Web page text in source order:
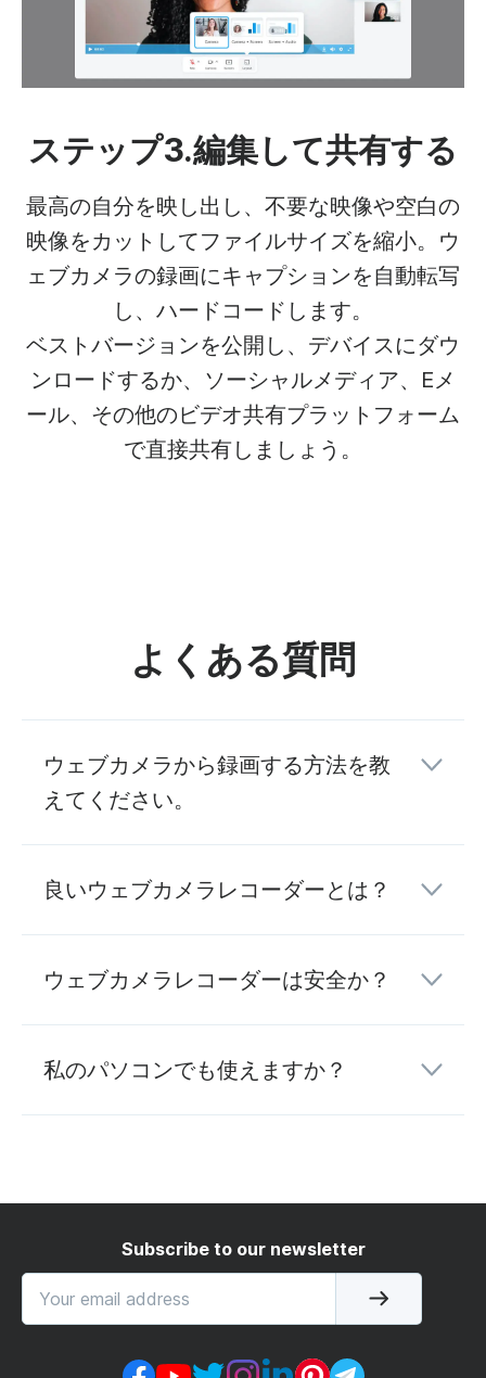
ステップ3.編集して共有する
最高の自分を映し出し、不要な映像や空白の
映像をカットしてファイルサイズを縮小。ウ
ェブカメラの録画にキャプションを自動転写
し、ハードコードします。
ベストバージョンを公開し、デバイスにダウ
ンロードするか、ソーシャルメディア、Eメ
ール、その他のビデオ共有プラットフォーム
で直接共有しましょう。
よくある質問
ウェブカメラから録画する方法を教
えてください。
良いウェブカメラレコーダーとは？
ウェブカメラレコーダーは安全か？
私のパソコンでも使えますか？
Subscribe to our newsletter